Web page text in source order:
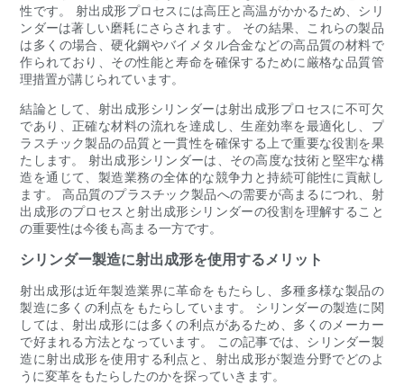
性です。 射出成形プロセスには高圧と高温がかかるため、シリ
ンダーは著しい磨耗にさらされます。 その結果、これらの製品
は多くの場合、硬化鋼やバイメタル合金などの高品質の材料で
作られており、その性能と寿命を確保するために厳格な品質管
理措置が講じられています。
結論として、射出成形シリンダーは射出成形プロセスに不可欠
であり、正確な材料の流れを達成し、生産効率を最適化し、プ
ラスチック製品の品質と一貫性を確保する上で重要な役割を果
たします。 射出成形シリンダーは、その高度な技術と堅牢な構
造を通じて、製造業務の全体的な競争力と持続可能性に貢献し
ます。 高品質のプラスチック製品への需要が高まるにつれ、射
出成形のプロセスと射出成形シリンダーの役割を理解すること
の重要性は今後も高まる一方です。
シリンダー製造に射出成形を使用するメリット
射出成形は近年製造業界に革命をもたらし、多種多様な製品の
製造に多くの利点をもたらしています。 シリンダーの製造に関
しては、射出成形には多くの利点があるため、多くのメーカー
で好まれる方法となっています。 この記事では、シリンダー製
造に射出成形を使用する利点と、射出成形が製造分野でどのよ
うに変革をもたらしたのかを探っていきます。